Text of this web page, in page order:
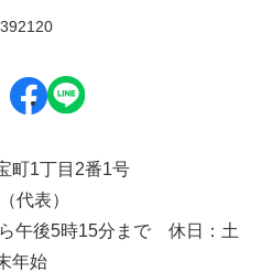
町1丁目2番1号
代表）
午後5時15分まで 休日：土
年始